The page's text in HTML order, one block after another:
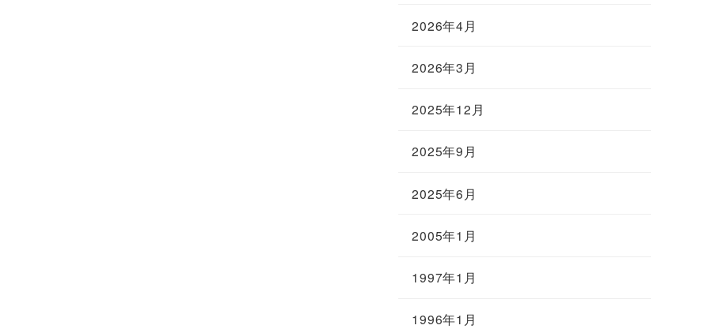
2026年4月
2026年3月
2025年12月
2025年9月
2025年6月
2005年1月
1997年1月
1996年1月